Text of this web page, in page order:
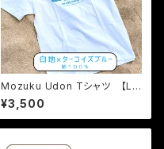
Mozuku Udon Tシャツ 【Lサ
イズ】送料無料
¥3,500